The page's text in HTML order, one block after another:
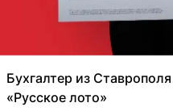
Бухгалтер из
«Русское лото»